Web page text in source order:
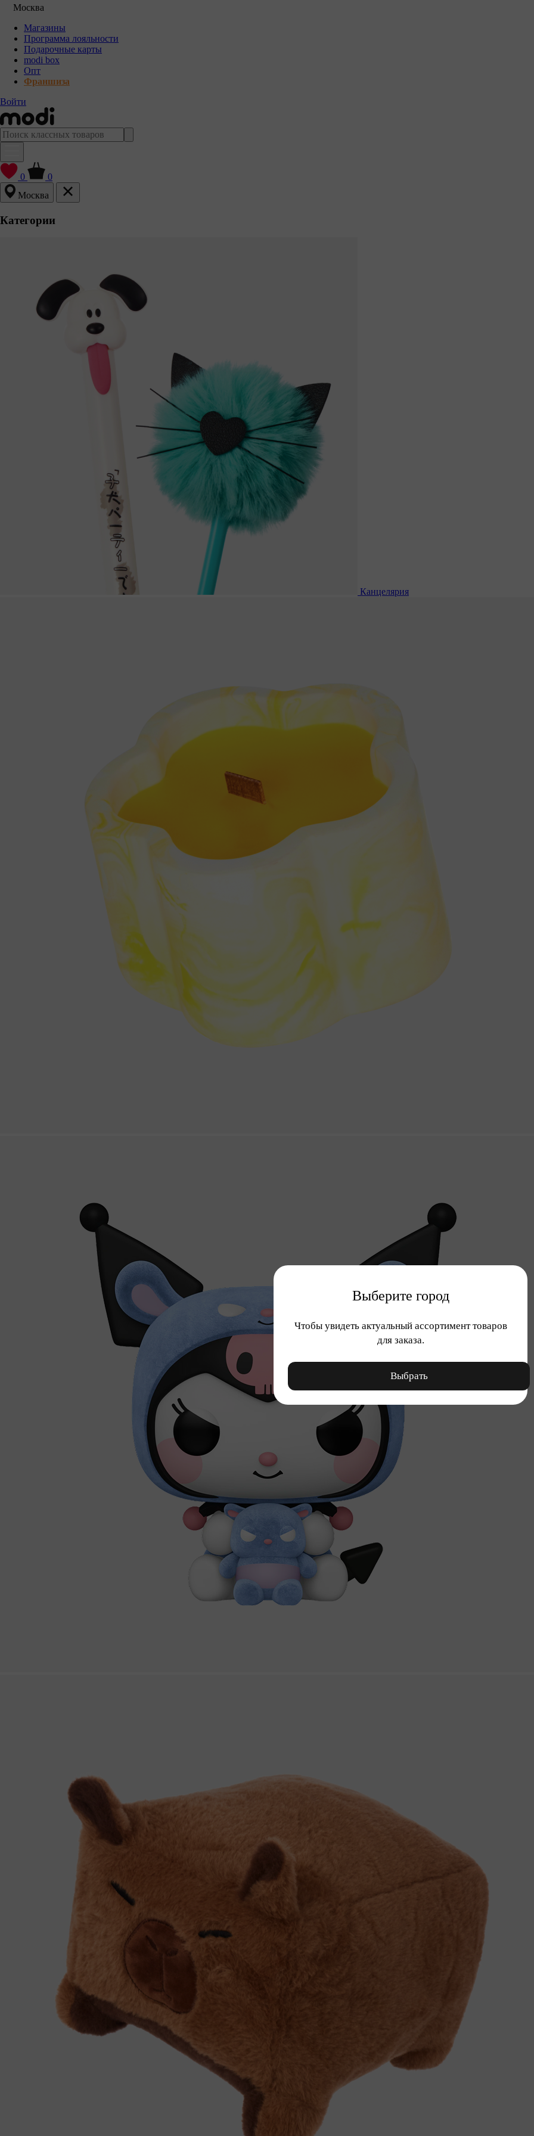
Москва
Магазины
Программа лояльности
Подарочные карты
modi box
Опт
Франшиза
Войти
0
0
Москва
Категории
Канцелярия
Выберите город
Чтобы увидеть актуальный ассортимент товаров
для заказа.
Выбрать